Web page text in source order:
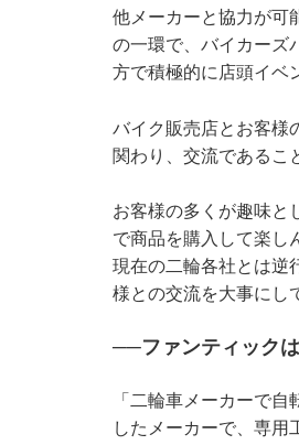
他メーカーと協力が可
の一環で、バイカーズ
方で積極的に店頭イベ
バイク販売店とお客様
関わり、交流であるこ
お客様の多くが趣味と
で商品を購入して楽し
現在の二輪各社とは逆
様との交流を大事にし
──ファンティック
「二輪車メーカーで
したメーカーで、専用